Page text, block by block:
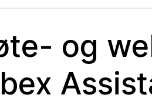
og